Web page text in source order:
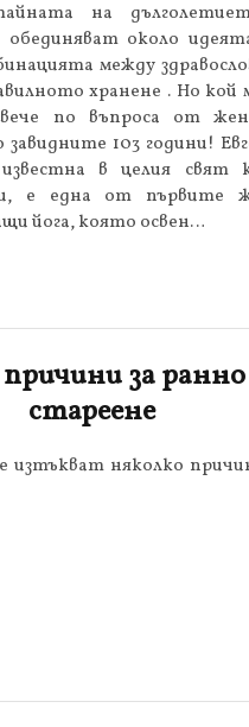
на
около
между
хранене . Но кой
по въпроса от
завидните 103 години!
в целия свят
е една от първите
йога, която освен…
за ранно
стареене
изтъкват няколко